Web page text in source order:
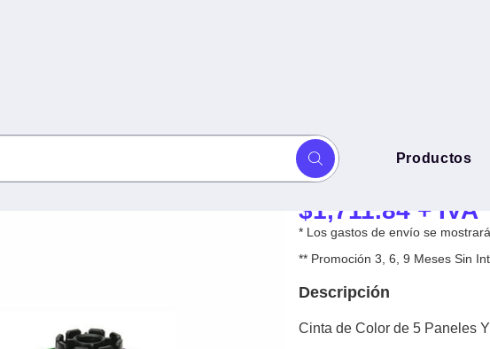
Productos
YMCKO EVOLIS - Evolis PRIMACY 2
Cinta de Color
EVOLIS - Evolis
$1,711.84+ IVA
* Los gastos de envío se
** Promoción 3, 6, 9 Meses Sin
Descripción
Cinta de Color de 5 Paneles